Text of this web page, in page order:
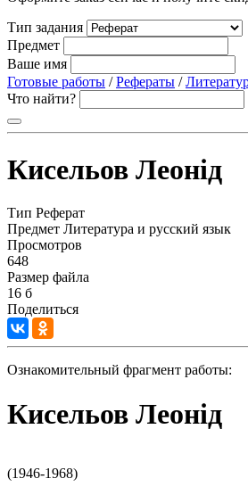
Тип задания
Предмет
Ваше имя
Готовые работы /Рефераты /
Что найти?
Кисельов Леонід
Тип Реферат
Предмет Литература и русский язык
Просмотров
648
Размер файла
16 б
Поделиться
Ознакомительный фрагмент работы:
Кисельов Леонід
(1946-1968)